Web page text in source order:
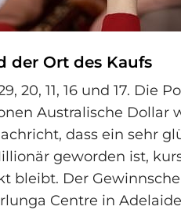
der Ort des Kaufs
20, 11, 16 und 17. Die
Australische Dollar
dass ein sehr
geworden ist,
bleibt. Der
Centre in